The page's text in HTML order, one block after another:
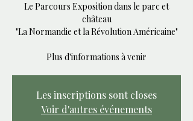
Le Parcours Exposition dans le parc et
château
"La Normandie et la Révolution Américaine"
Plus d'informations à venir
Les inscriptions sont closes
Voir d'autres événements